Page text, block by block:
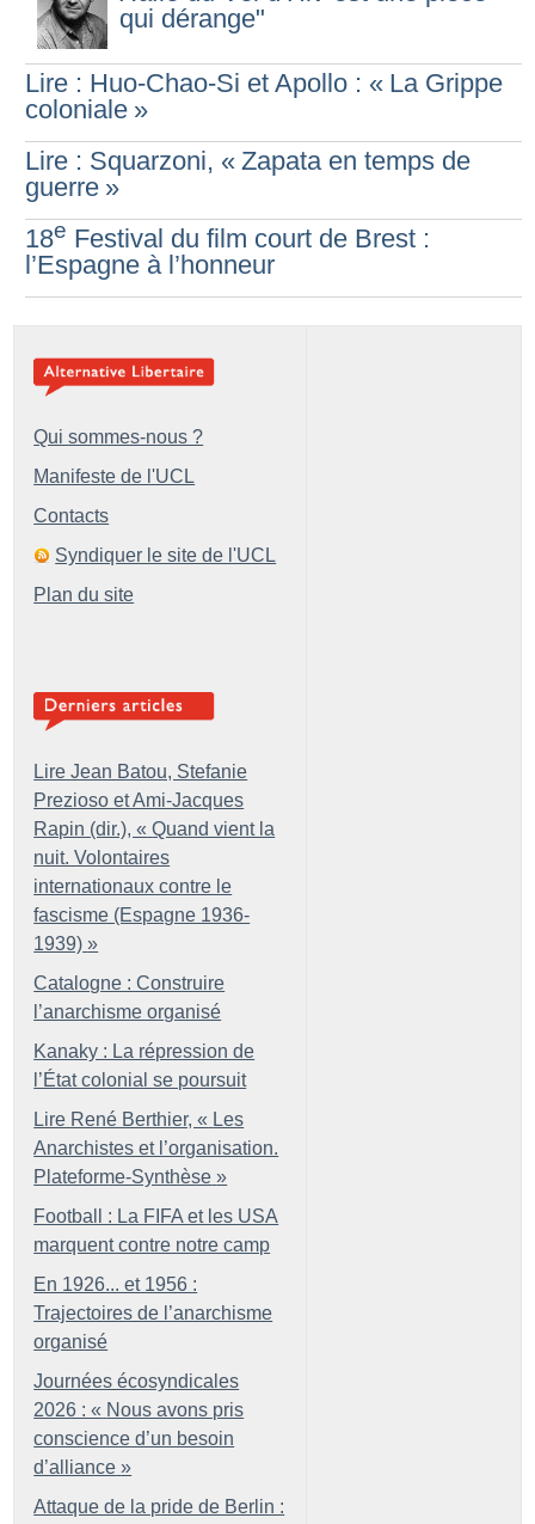
qui dérange"
Lire : Huo-Chao-Si et Apollo : « La Grippe
coloniale »
Lire : Squarzoni, « Zapata en temps de
guerre »
18e Festival du film court de Brest :
l’Espagne à l’honneur
Qui sommes-nous ?
Manifeste de l'UCL
Contacts
Syndiquer le site de l'UCL
Plan du site
Lire Jean Batou, Stefanie
Prezioso et Ami-Jacques
Rapin (dir.), « Quand vient la
nuit. Volontaires
internationaux contre le
fascisme (Espagne 1936-
1939) »
Catalogne : Construire
l’anarchisme organisé
Kanaky : La répression de
l’État colonial se poursuit
Lire René Berthier, « Les
Anarchistes et l’organisation.
Plateforme-Synthèse »
Football : La FIFA et les USA
marquent contre notre camp
En 1926... et 1956 :
Trajectoires de l’anarchisme
organisé
Journées écosyndicales
2026 : « Nous avons pris
conscience d’un besoin
d’alliance »
Attaque de la pride de Berlin :